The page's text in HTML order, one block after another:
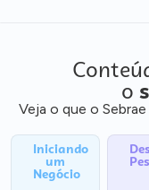
o
Veja o que o
Iniciando
um
Negócio